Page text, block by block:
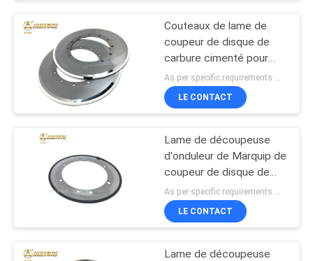
Anneau de carbure
de tungstène
Boutons de carbure
de tungstène
62
Couteaux de lame de
coupeur de disque de
carbure cimenté pour
couper le panneau de
silicate de fibre
LE CONTACT
Lame de découpeuse
d'onduleur de Marquip de
coupeur de disque de
carbure de tungstène
260 x 168,3 x 1,2
LE CONTACT
Lame de découpeuse